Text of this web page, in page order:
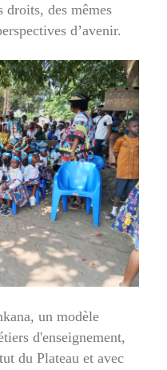
droits, des mêmes
d’avenir.
un modèle
d'enseignement,
du Plateau et avec